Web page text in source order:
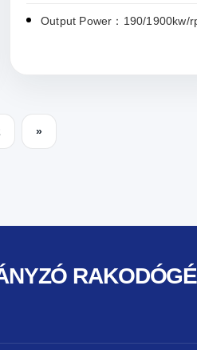
Output Power：190/1900kw/
»